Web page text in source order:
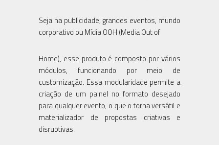
Seja na publicidade, grandes eventos, mundo
corporativo ou Mídia OOH (Media Out of
Home), esse produto é composto por vários
módulos, funcionando por meio de
customização. Essa modularidade permite a
criação de um painel no formato desejado
para qualquer evento, o que o torna versátil e
materializador de propostas criativas e
disruptivas.